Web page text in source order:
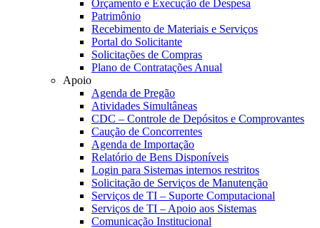
Orçamento e Execução de Despesa
Patrimônio
Recebimento de Materiais e Serviços
Portal do Solicitante
Solicitações de Compras
Plano de Contratações Anual
Apoio
Agenda de Pregão
Atividades Simultâneas
CDC – Controle de Depósitos e Comprovantes
Caução de Concorrentes
Agenda de Importação
Relatório de Bens Disponíveis
Login para Sistemas internos restritos
Solicitação de Serviços de Manutenção
Serviços de TI – Suporte Computacional
Serviços de TI – Apoio aos Sistemas
Comunicação Institucional